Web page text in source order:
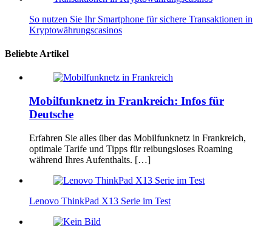
So nutzen Sie Ihr Smartphone für sichere Transaktionen in
Kryptowährungscasinos
Beliebte Artikel
Mobilfunknetz in Frankreich: Infos für
Deutsche
Erfahren Sie alles über das Mobilfunknetz in Frankreich,
optimale Tarife und Tipps für reibungsloses Roaming
während Ihres Aufenthalts. […]
Lenovo ThinkPad X13 Serie im Test